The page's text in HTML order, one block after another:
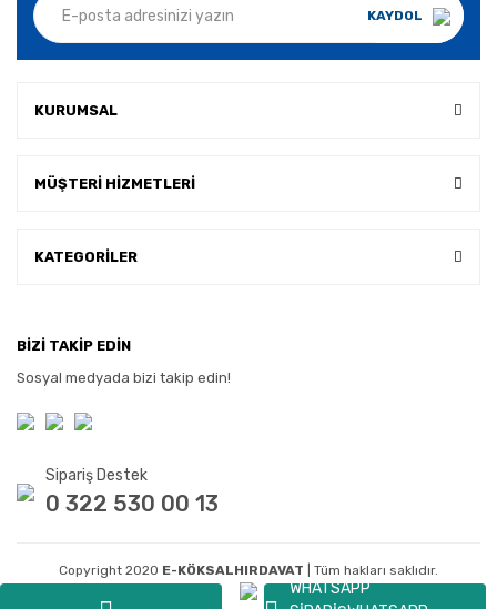
WHATSAPP
KAYDOL
KURUMSAL
MÜŞTERİ HİZMETLERİ
KATEGORİLER
BİZİ TAKİP EDİN
Sosyal medyada bizi takip edin!
Sipariş Destek
0 322 530 00 13
Copyright 2020 E-KÖKSALHIRDAVAT | Tüm hakları saklıdır.